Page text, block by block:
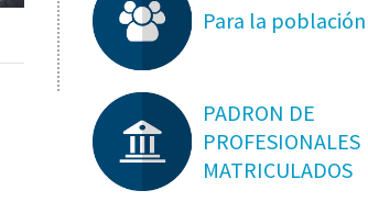
Para la población
PADRON DE
PROFESIONALES
MATRICULADOS